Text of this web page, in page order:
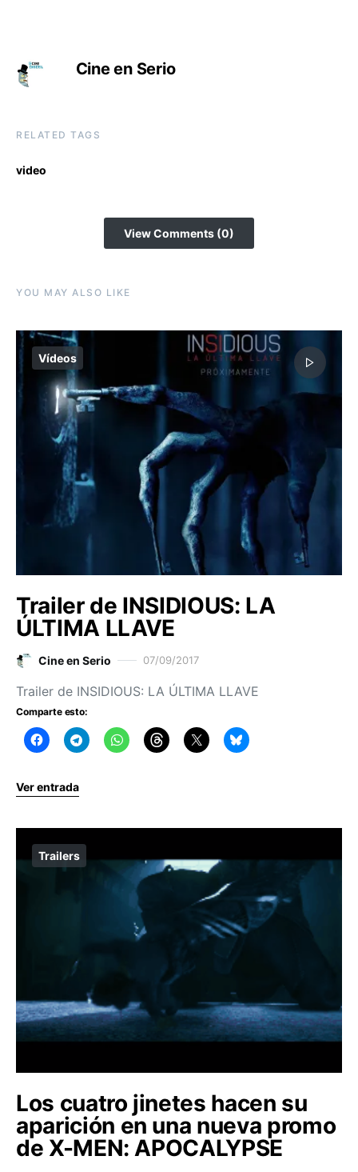
Cine en Serio
RELATED TAGS
video
View Comments (0)
YOU MAY ALSO LIKE
Vídeos
Trailer de INSIDIOUS: LA
ÚLTIMA LLAVE
Cine en Serio 07/09/2017
Trailer de INSIDIOUS: LA ÚLTIMA LLAVE
Comparte esto:
Ver entrada
Trailers
Los cuatro jinetes hacen su
aparición en una nueva promo
de X-MEN: APOCALYPSE